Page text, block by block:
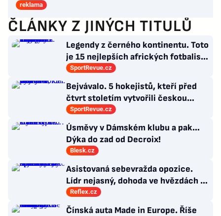
reklama
ČLÁNKY Z JINÝCH TITULŮ
Legendy z černého kontinentu. Toto
je 15 nejlepších afrických fotbalistů
všech dob
SportRevue.cz
Bejvávalo. 5 hokejistů, kteří před
čtvrt stoletím vytvořili českou
kolonii v Ottawě
SportRevue.cz
Úsměvy v Dámském klubu a pak…
Dýka do zad od Decroix!
Blesk.cz
Asistovaná sebevražda opozice.
Lídr nejasný, dohoda ve hvězdách a
Antibabiš by musel být jako Spider-
Man
Reflex.cz
Čínská auta Made in Europe. Říše